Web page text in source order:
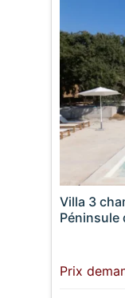
Villa 3
Péninsule
Prix